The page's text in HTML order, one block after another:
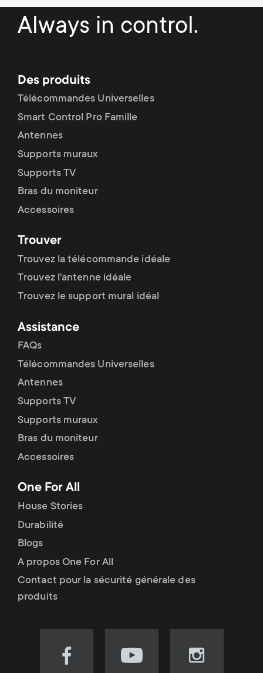
Always in control.
Des produits
Télécommandes Universelles
Smart Control Pro Famille
Antennes
Supports muraux
Supports TV
Bras du moniteur
Accessoires
Trouver
Trouvez la télécommande idéale
Trouvez l'antenne idéale
Trouvez le support mural idéal
Assistance
FAQs
Télécommandes Universelles
Antennes
Supports TV
Supports muraux
Bras du moniteur
Accessoires
One For All
House Stories
Durabilité
Blogs
A propos One For All
Contact pour la sécurité générale des
produits
Visit
Visit
Visit